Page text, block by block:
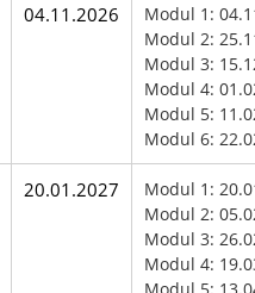
04.11.2026
Modul 1:
Modul 2:
Modul 3:
Modul 4:
Modul 5:
Modul 6:
20.01.2027
Modul 1:
Modul 2:
Modul 3:
Modul 4:
Modul 5: